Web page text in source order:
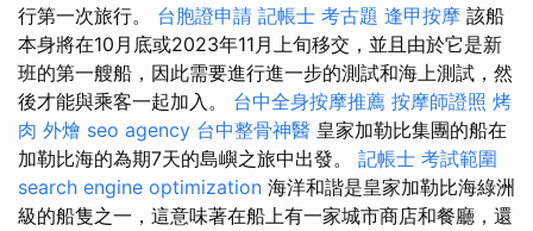
行第一次旅行。 台胞證申請 記帳士 考古題 逢甲按摩 該船
本身將在10月底或2023年11月上旬移交，並且由於它是新
班的第一艘船，因此需要進行進一步的測試和海上測試，然
後才能與乘客一起加入。 台中全身按摩推薦 按摩師證照 烤
肉 外燴 seo agency 台中整骨神醫 皇家加勒比集團的船在
加勒比海的為期7天的島嶼之旅中出發。 記帳士 考試範圍
search engine optimization 海洋和諧是皇家加勒比海綠洲
級的船隻之一，這意味著在船上有一家城市商店和餐廳，還